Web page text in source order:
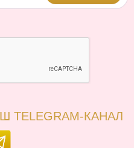
TELEGRAM-КАНАЛ